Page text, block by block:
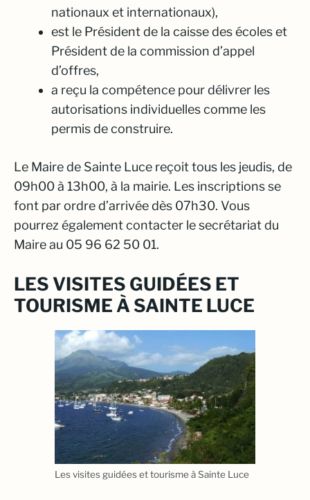
nationaux et internationaux),
est le Président de la caisse des écoles et
Président de la commission d’appel
d’offres,
a reçu la compétence pour délivrer les
autorisations individuelles comme les
permis de construire.
Le Maire de Sainte Luce reçoit tous les jeudis, de
09h00 à 13h00, à la mairie. Les inscriptions se
font par ordre d’arrivée dès 07h30. Vous
pourrez également contacter le secrétariat du
Maire au 05 96 62 50 01.
LES VISITES GUIDÉES ET
TOURISME À SAINTE LUCE
Les visites guidées et tourisme à Sainte Luce